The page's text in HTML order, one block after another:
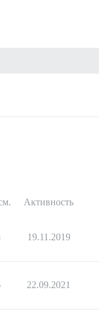
Активность
19.11.2019
22.09.2021